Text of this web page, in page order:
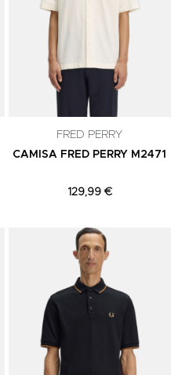
FRED PERRY
CAMISA FRED PERRY M2471
129,99 €
Adicionar aos Favoritos